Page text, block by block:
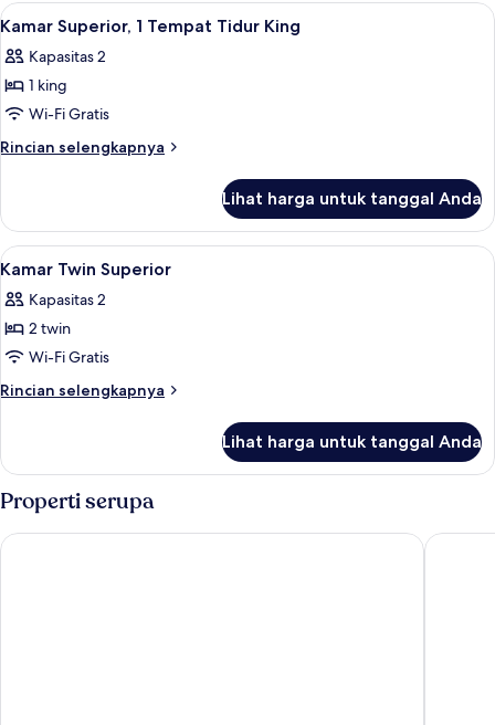
Lihat
semua
foto
untuk
Kamar
Superior,
Tidur
King
Brankas, meja kerja, tirai kedap
5
Kamar Superior, 1 Tempat Tidur King
Kapasitas 2
1 king
Wi-Fi Gratis
Rincian selengkapnya
Rincian
Kamar
Superior,
1
Tidur
King
Lihat harga untuk tanggal Anda
Lihat
semua
foto
untuk
Kamar
Twin
Brankas, meja kerja, tirai kedap
5
Kamar Twin Superior
Kapasitas 2
2 twin
Wi-Fi Gratis
Rincian selengkapnya
Rincian
Kamar
Twin
Superior
Lihat harga untuk tanggal Anda
Properti serupa
OZO George Town Penang St.Giles